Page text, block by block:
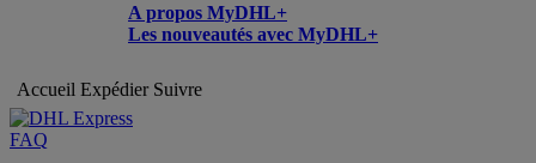
A propos MyDHL+
Les nouveautés avec MyDHL+
Accueil Expédier Suivre
FAQ